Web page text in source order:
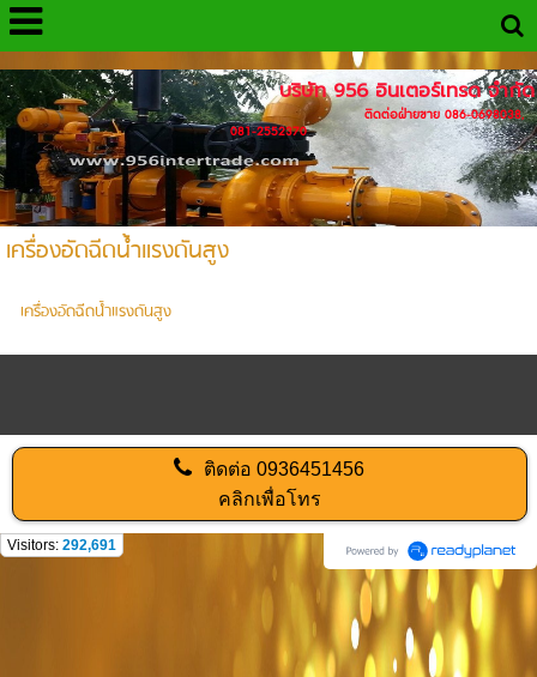
http://www.956intertrade.com
บริษัท 956 อินเตอร์เทรด จำกัด
ติดต่อฝ่ายขาย 086-0698038,
081-2552370
เครื่องอัดฉีดน้ำแรงดันสูง
เครื่องอัดฉีดน้ำแรงดันสูง
ติดต่อ0936451456
คลิกเพื่อโทร
Visitors: 292,691